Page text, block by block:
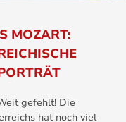
MOZART:
gefehlt! Die
hat noch viel